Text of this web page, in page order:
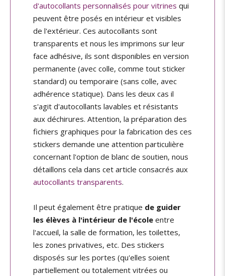
d'autocollants personnalisés pour vitrines qui
peuvent être posés en intérieur et visibles
de l'extérieur. Ces autocollants sont
transparents et nous les imprimons sur leur
face adhésive, ils sont disponibles en version
permanente (avec colle, comme tout sticker
standard) ou temporaire (sans colle, avec
adhérence statique). Dans les deux cas il
s'agit d'autocollants lavables et résistants
aux déchirures. Attention, la préparation des
fichiers graphiques pour la fabrication des ces
stickers demande une attention particulière
concernant l'option de blanc de soutien, nous
détaillons cela dans cet article consacrés aux
autocollants transparents.
Il peut également être pratique de guider
les élèves à l'intérieur de l'école entre
l'accueil, la salle de formation, les toilettes,
les zones privatives, etc. Des stickers
disposés sur les portes (qu'elles soient
partiellement ou totalement vitrées ou